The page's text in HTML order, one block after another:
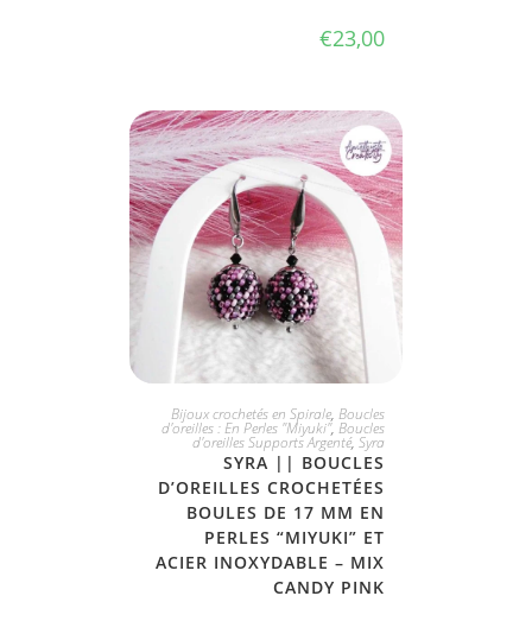
€23,00
JE L'ADOPTE
Bijoux crochetés en Spirale, Boucles
d'oreilles : En Perles "Miyuki", Boucles
d'oreilles Supports Argenté, Syra
SYRA || BOUCLES
D’OREILLES CROCHETÉES
BOULES DE 17 MM EN
PERLES “MIYUKI” ET
ACIER INOXYDABLE – MIX
CANDY PINK